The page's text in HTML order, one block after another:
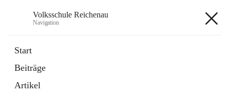
Volksschule Reichenau
Navigation
Start
Beiträge
ArtikelExterne Webseite
in